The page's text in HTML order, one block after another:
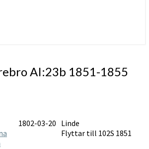
AI:23b 1851-1855
1802-03-20 Linde
Flyttar till 102S 1851